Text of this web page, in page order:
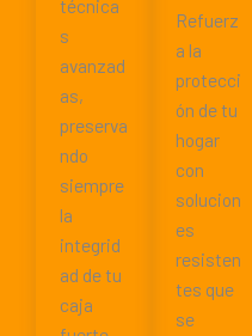
técnica
s
avanzad
as,
preserva
ndo
siempre
la
integrid
ad de tu
caja
Refuerz
a la
protecci
ón de tu
hogar
con
solucion
es
resisten
tes que
se